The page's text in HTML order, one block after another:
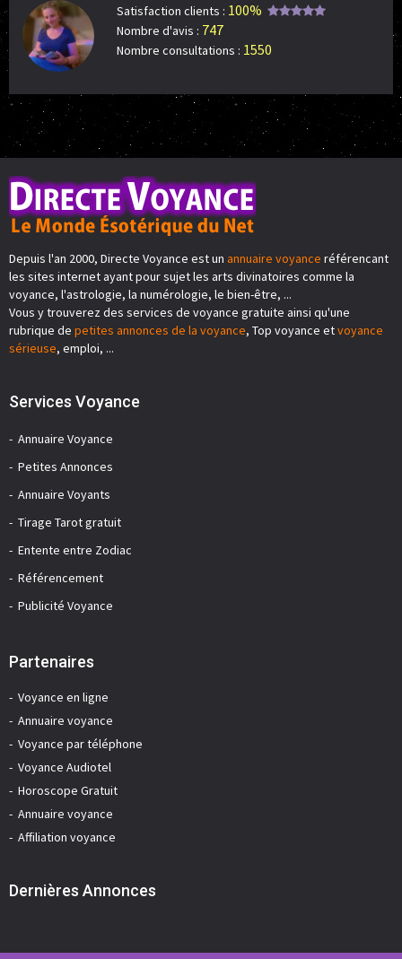
Satisfaction clients : 100%
Nombre d'avis : 747
Nombre consultations : 1550
Depuis l'an 2000, Directe Voyance est un annuaire voyance référencant
les sites internet ayant pour sujet les arts divinatoires comme la
voyance, l'astrologie, la numérologie, le bien-être, ...
Vous y trouverez des services de voyance gratuite ainsi qu'une
rubrique de petites annonces de la voyance, Top voyance etvoyance
sérieuse, emploi, ...
Services Voyance
Annuaire Voyance
Petites Annonces
Annuaire Voyants
Tirage Tarot gratuit
Entente entre Zodiac
Référencement
Publicité Voyance
Partenaires
Voyance en ligne
Annuaire voyance
Voyance par téléphone
Voyance Audiotel
Horoscope Gratuit
Annuaire voyance
Affiliation voyance
Dernières Annonces